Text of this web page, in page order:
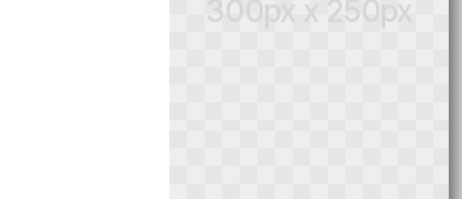
300px x 250px